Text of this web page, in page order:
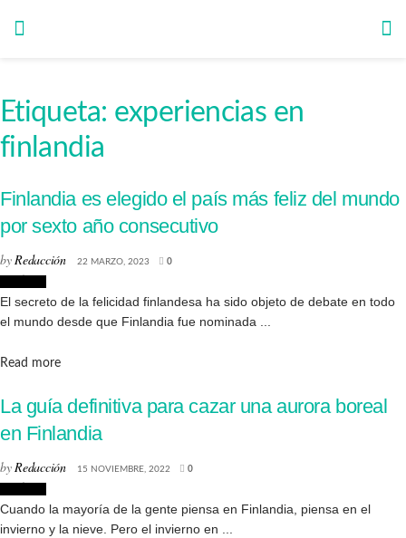
Etiqueta: experiencias en
finlandia
Finlandia es elegido el país más feliz del mundo
por sexto año consecutivo
byRedacción 22 MARZO, 2023 0
El secreto de la felicidad finlandesa ha sido objeto de debate en todo
el mundo desde que Finlandia fue nominada ...
Read moreDetails
La guía definitiva para cazar una aurora boreal
en Finlandia
byRedacción 15 NOVIEMBRE, 2022 0
Cuando la mayoría de la gente piensa en Finlandia, piensa en el
invierno y la nieve. Pero el invierno en ...